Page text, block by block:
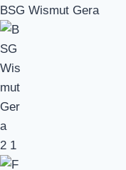
BSG Wismut Gera
2 1